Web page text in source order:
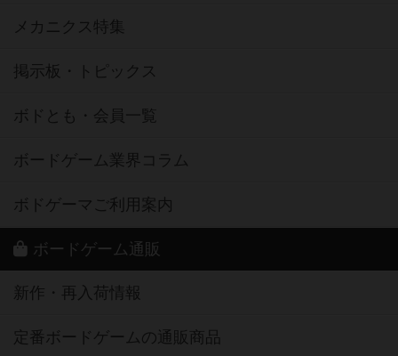
メカニクス特集
掲示板・トピックス
ボドとも・会員一覧
ボードゲーム業界コラム
ボドゲーマご利用案内
ボードゲーム通販
新作・再入荷情報
定番ボードゲームの通販商品